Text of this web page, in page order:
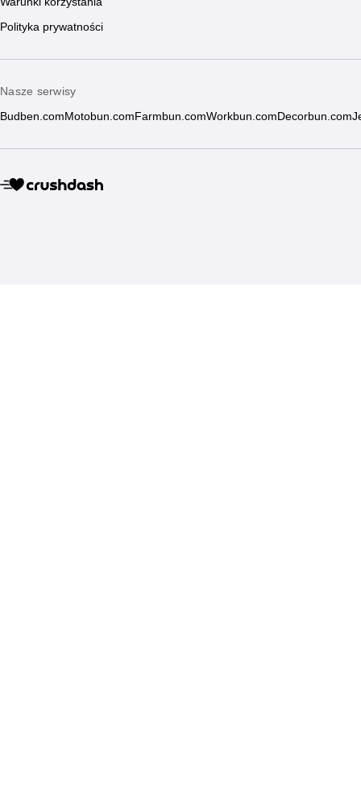
Polityka prywatności
Nasze serwisy
Budben.com Motobun.com Farmbun.comWorkbun.com Decorbun.com